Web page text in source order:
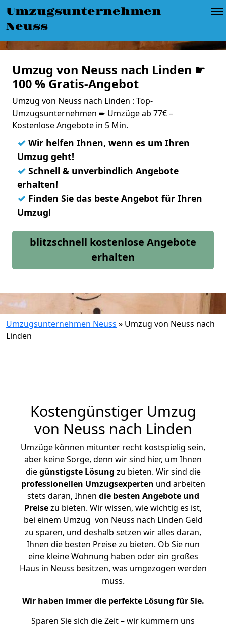
Umzugsunternehmen
Neuss
Umzug von Neuss nach Linden ☛
100 % Gratis-Angebot
Umzug von Neuss nach Linden : Top-
Umzugsunternehmen ➨ Umzüge ab 77€ –
Kostenlose Angebote in 5 Min.
✓ Wir helfen Ihnen, wenn es um Ihren
Umzug geht!
✓ Schnell & unverbindlich Angebote
erhalten!
✓ Finden Sie das beste Angebot für Ihren
Umzug!
blitzschnell kostenlose Angebote
erhalten
Umzugsunternehmen Neuss » Umzug von Neuss nach
Linden
Kostengünstiger Umzug
von Neuss nach Linden
Umzüge können mitunter recht kostspielig sein,
aber keine Sorge, denn wir sind hier, um Ihnen
diegünstigste Lösung zu bieten. Wir sind die
professionellen Umzugsexperten und arbeiten
stets daran, Ihnen die besten Angebote und
Preisezu bieten. Wir wissen, wie wichtig es ist,
bei einem Umzug von Neuss nach Linden Geld
zu sparen, und deshalb setzen wir alles daran,
Ihnen die besten Preise zu bieten. Ob Sie nun
eine kleine Wohnung haben oder ein großes
Haus in Neuss besitzen, was umgezogen werden
muss.
Wir haben immer die perfekte Lösung für Sie.
Sparen Sie sich die Zeit – wir kümmern uns